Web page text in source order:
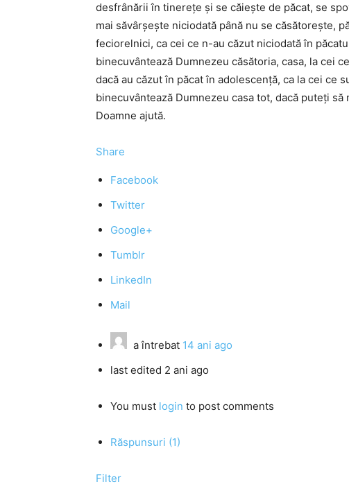
desfrânării în tinereţe şi se căieşte de păcat, se
mai săvârşeşte niciodată până nu se căsătoreşte,
feciorelnici, ca cei ce n-au căzut niciodată în
binecuvântează Dumnezeu căsătoria, casa, la cei
dacă au căzut în păcat în adolescenţă, ca la cei ce
binecuvântează Dumnezeu casa tot, dacă puteţi
Doamne ajută.
Share
Facebook
Twitter
Google+
Tumblr
LinkedIn
Mail
a întrebat 14 ani ago
last edited 2 ani ago
You must login to post comments
Răspunsuri (1)
Filter